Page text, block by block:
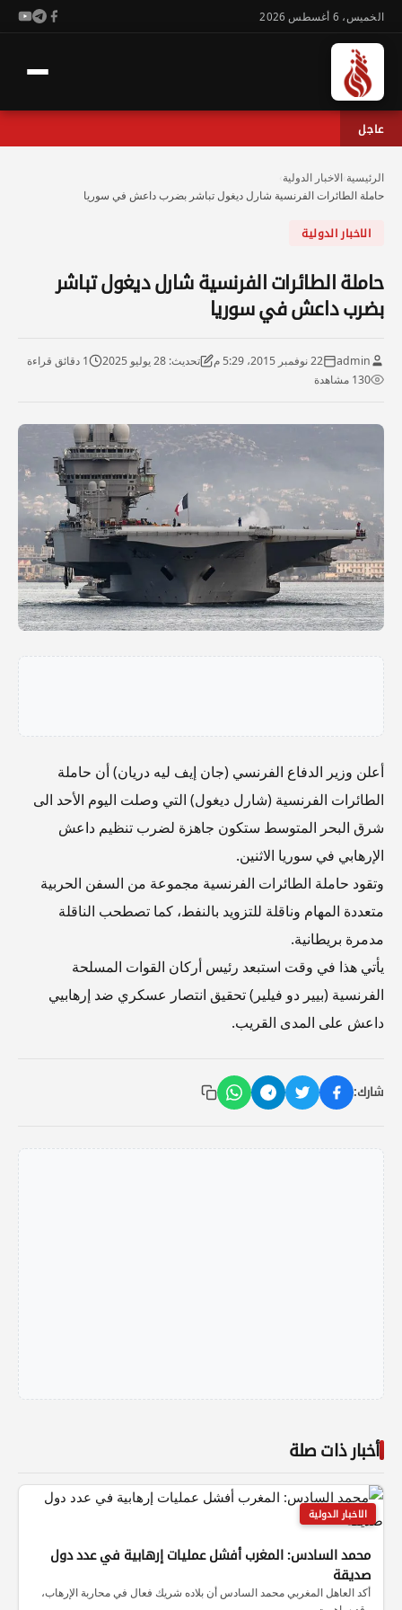
الخميس، 6 أغسطس 2026
عاجل
الرئيسية الاخبار الدولية
حاملة الطائرات الفرنسية شارل ديغول تباشر بضرب داعش في سوريا
الاخبار الدولية
حاملة الطائرات الفرنسية شارل ديغول تباشر
بضرب داعش في سوريا
admin 22 نوفمبر 2015، 5:29 م تحديث: 28 يوليو 2025
1 دقائق قراءة
130 مشاهدة
أعلن وزير الدفاع الفرنسي (جان إيف ليه دريان) أن حاملة
الطائرات الفرنسية (شارل ديغول) التي وصلت اليوم الأحد الى
شرق البحر المتوسط ستكون جاهزة لضرب تنظيم داعش
الإرهابي في سوريا الاثنين.
وتقود حاملة الطائرات الفرنسية مجموعة من السفن الحربية
متعددة المهام وناقلة للتزويد بالنفط، كما تصطحب الناقلة
مدمرة بريطانية.
يأتي هذا في وقت استبعد رئيس أركان القوات المسلحة
الفرنسية (بيير دو فيلير) تحقيق انتصار عسكري ضد إرهابيي
داعش على المدى القريب.
شارك:
أخبار ذات صلة
الاخبار الدولية
محمد السادس: المغرب أفشل عمليات إرهابية في عدد دول
صديقة
أكد العاهل المغربي محمد السادس أن بلاده شريك فعال في محاربة الإرهاب،